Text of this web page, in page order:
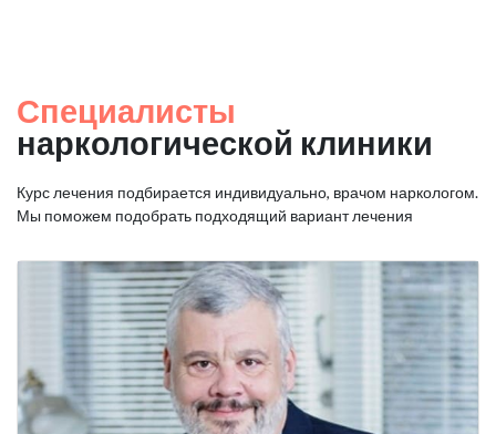
Специалисты
наркологической клиники
Курс лечения подбирается индивидуально, врачом наркологом.
Мы поможем подобрать подходящий вариант лечения